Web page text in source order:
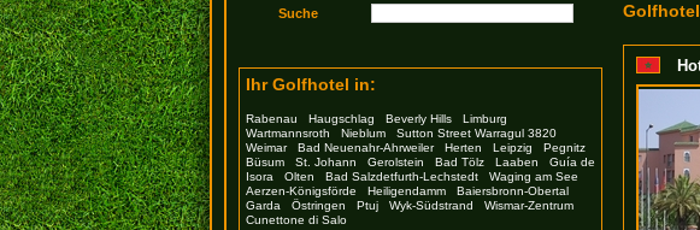
Ihr Golfhotel in:
Rabenau Haugschlag Beverly Hills
Limburg
Wartmannsroth
Nieblum
Sutton Street Warragul 3820
Weimar
Bad Neuenahr-Ahrweiler Herten Leipzig
Pegnitz
Büsum
St. Johann Gerolstein Bad Tölz Laaben
Guía de
Isora
Olten Bad Salzdetfurth-Lechstedt
Waging am See
Aerzen-Königsförde
Heiligendamm
Baiersbronn-Obertal
Garda
Östringen Ptuj Wyk-Südstrand
Wismar-Zentrum
Cunettone di Salo